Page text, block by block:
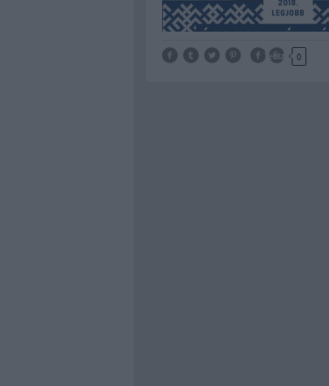
Tetszik 0